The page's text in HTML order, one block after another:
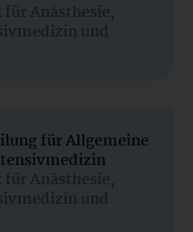
Anästhesie,
und
für Allgemeine
Anästhesie,
und